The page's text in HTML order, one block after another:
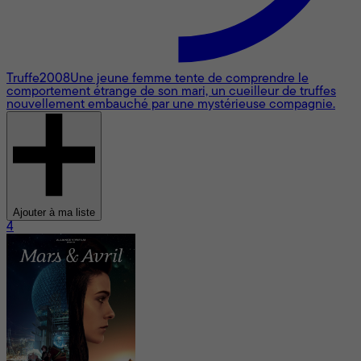
Truffe2008Une jeune femme tente de comprendre le
comportement étrange de son mari, un cueilleur de truffes
nouvellement embauché par une mystérieuse compagnie.
Ajouter à ma liste
4